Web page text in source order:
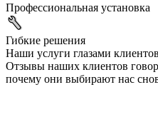
Профессиональная установка
Гибкие решения
Наши услуги глазами клиентов
Отзывы наших клиентов
почему они выбирают нас